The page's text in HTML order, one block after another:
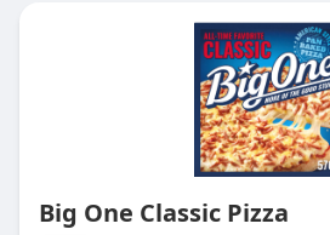
Big One Classic Pizza